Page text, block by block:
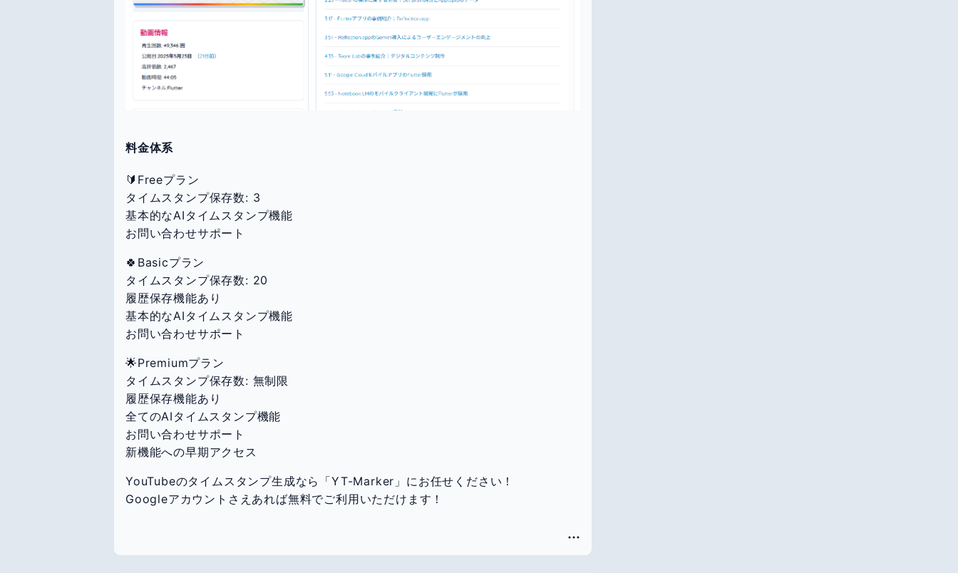
料金体系
🔰Freeプラン
タイムスタンプ保存数: 3
基本的なAIタイムスタンプ機能
お問い合わせサポート
🍀Basicプラン
タイムスタンプ保存数: 20
履歴保存機能あり
基本的なAIタイムスタンプ機能
お問い合わせサポート
🌟Premiumプラン
タイムスタンプ保存数: 無制限
履歴保存機能あり
全てのAIタイムスタンプ機能
お問い合わせサポート
新機能への早期アクセス
YouTubeのタイムスタンプ生成なら「YT-Marker」にお任せください！
Googleアカウントさえあれば無料でご利用いただけます！